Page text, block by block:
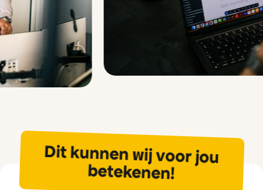
Dit kunnen wij voor jou
betekenen!